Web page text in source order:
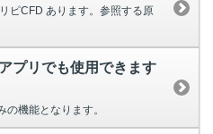
ピCFD あります。参照する原
プリでも使用できます
機能となります。